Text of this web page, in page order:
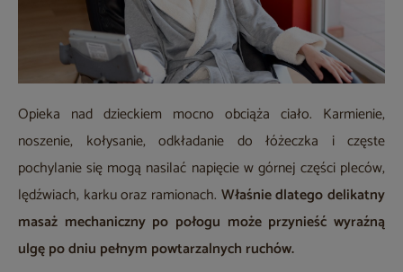
Opieka nad dzieckiem mocno obciąża ciało. Karmienie,
noszenie, kołysanie, odkładanie do łóżeczka i częste
pochylanie się mogą nasilać napięcie w górnej części pleców,
lędźwiach, karku oraz ramionach. Właśnie dlatego delikatny
masaż mechaniczny po połogu może przynieść wyraźną
ulgę po dniu pełnym powtarzalnych ruchów.